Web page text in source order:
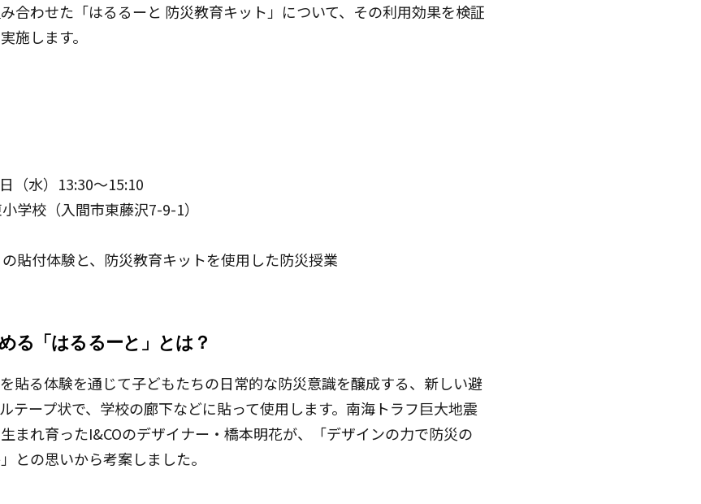
合わせた「はるるーと 防災教育キット」について、その利用効果を検証
施します。
（水）13:30～15:10
学校（入間市東藤沢7-9-1）
貼付体験と、防災教育キットを使用した防災授業
る「はるるーと」とは？
貼る体験を通じて子どもたちの日常的な防災意識を醸成する、新しい避
テープ状で、学校の廊下などに貼って使用します。南海トラフ巨大地震
まれ育ったI&COのデザイナー・橋本明花が、「デザインの力で防災の
との思いから考案しました。